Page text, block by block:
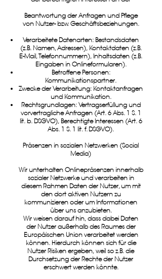
Beantwortung der Anfragen und Pflege
von Nutzer- bzw. Geschäftsbeziehungen.
Verarbeitete Datenarten: Bestandsdaten
(z.B. Namen, Adressen), Kontaktdaten (z.B.
E-Mail, Telefonnummern), Inhaltsdaten (z.B.
Eingaben in Onlineformularen).
Betroffene Personen:
Kommunikationspartner.
Zwecke der Verarbeitung: Kontaktanfragen
und Kommunikation.
Rechtsgrundlagen: Vertragserfüllung und
vorvertragliche Anfragen (Art. 6 Abs. 1 S. 1
lit. b. DSGVO), Berechtigte Interessen (Art. 6
Abs. 1 S. 1 lit. f. DSGVO).
Präsenzen in sozialen Netzwerken (Social
Media)
Wir unterhalten Onlinepräsenzen innerhalb
sozialer Netzwerke und verarbeiten in
diesem Rahmen Daten der Nutzer, um mit
den dort aktiven Nutzern zu
kommunizieren oder um Informationen
über uns anzubieten.
Wir weisen darauf hin, dass dabei Daten
der Nutzer außerhalb des Raumes der
Europäischen Union verarbeitet werden
können. Hierdurch können sich für die
Nutzer Risiken ergeben, weil so z.B. die
Durchsetzung der Rechte der Nutzer
erschwert werden könnte.